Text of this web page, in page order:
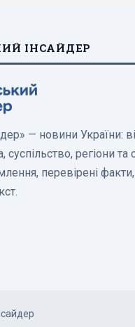
ІНСАЙДЕР
— новини України:
суспільство, регіони та
перевірені